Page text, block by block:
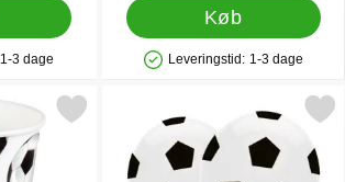
På lager
1-3 dage
Køb
Produkttilgængelighed: På lager
Leveringstid: 1-3 dage
Fodbold som favoritMarkér balloner